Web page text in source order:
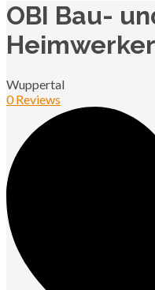
OBI Bau-
Wuppertal
0 Reviews